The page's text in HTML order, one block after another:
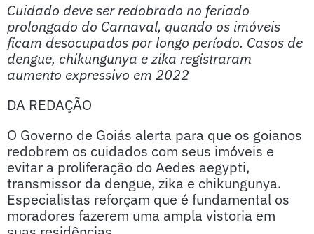
Cuidado deve ser redobrado no feriado
prolongado do Carnaval, quando os imóveis
ficam desocupados por longo período. Casos de
dengue, chikungunya e zika registraram
aumento expressivo em 2022
DA REDAÇÃO
O Governo de Goiás alerta para que os goianos
redobrem os cuidados com seus imóveis e
evitar a proliferação do Aedes aegypti,
transmissor da dengue, zika e chikungunya.
Especialistas reforçam que é fundamental os
moradores fazerem uma ampla vistoria em